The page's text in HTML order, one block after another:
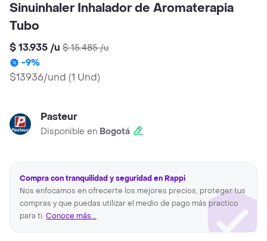
Sinuinhaler Inhalador de Aromaterapia
Tubo
$ 13.935 /u $ 15.485/u
-9%
$13936/und (1 Und)
Pasteur
Disponible en Bogotá
Compra con tranquilidad y seguridad en Rappi
Nos enfocamos en ofrecerte los mejores precios, proteger tus
compras y que puedas utilizar el medio de pago más practico
para ti. Conoce más...